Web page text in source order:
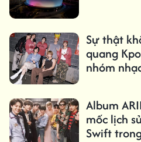
Sự thật
quang
nhóm
Album
mốc lịch
Swift